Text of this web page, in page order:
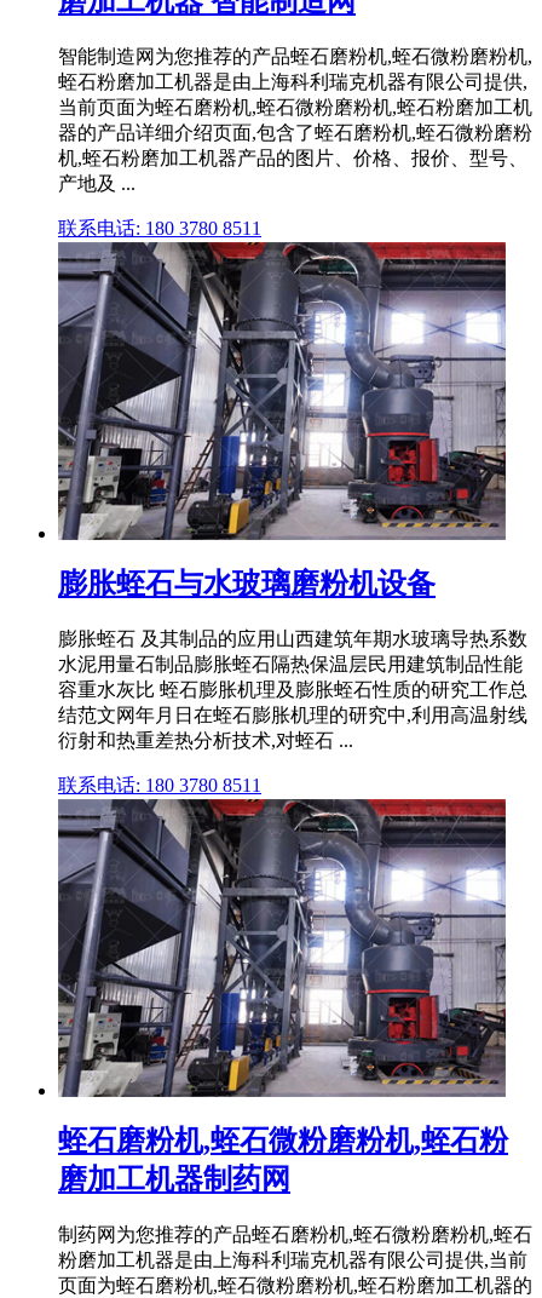
智能制造网为您推荐的产品蛭石磨粉机,蛭石微粉磨粉机,
蛭石粉磨加工机器是由上海科利瑞克机器有限公司提供,
当前页面为蛭石磨粉机,蛭石微粉磨粉机,蛭石粉磨加工机
器的产品详细介绍页面,包含了蛭石磨粉机,蛭石微粉磨粉
机,蛭石粉磨加工机器产品的图片、价格、报价、型号、
产地及 ...
联系电话: 180 3780 8511
膨胀蛭石与水玻璃磨粉机设备
膨胀蛭石 及其制品的应用山西建筑年期水玻璃导热系数
水泥用量石制品膨胀蛭石隔热保温层民用建筑制品性能
容重水灰比 蛭石膨胀机理及膨胀蛭石性质的研究工作总
结范文网年月日在蛭石膨胀机理的研究中,利用高温射线
衍射和热重差热分析技术,对蛭石 ...
联系电话: 180 3780 8511
蛭石磨粉机,蛭石微粉磨粉机,蛭石粉
磨加工机器制药网
制药网为您推荐的产品蛭石磨粉机,蛭石微粉磨粉机,蛭石
粉磨加工机器是由上海科利瑞克机器有限公司提供,当前
页面为蛭石磨粉机,蛭石微粉磨粉机,蛭石粉磨加工机器的